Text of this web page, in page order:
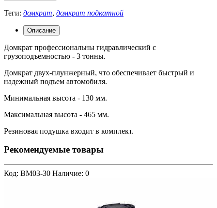
Теги: домкрат, домкрат подкатной
Описание
Домкрат профессиональны гидравлический с
грузоподъемностью - 3 тонны.
Домкрат двух-плунжерный, что обеспечивает быстрый и
надежный подъем автомобиля.
Минимальная высота - 130 мм.
Максимальная высота - 465 мм.
Резиновая подушка входит в комплект.
Рекомендуемые товары
Код: BM03-30 Наличие: 0